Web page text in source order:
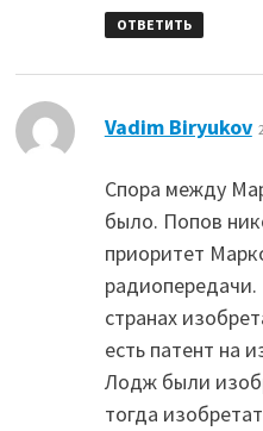
ОТВЕТИТЬ
Vadim Biryukov:
Спора между
было. Попов
приоритет
странах
есть патент на
Лодж были
тогда